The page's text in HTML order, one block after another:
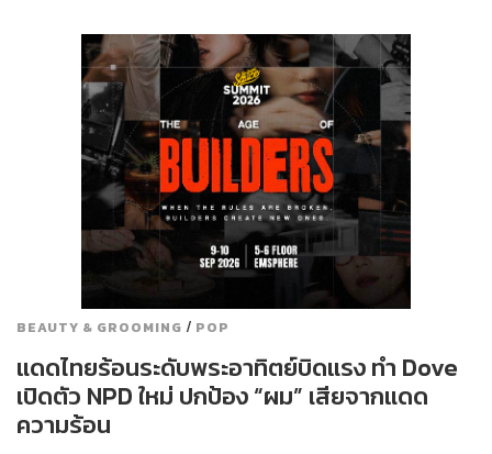
BEAUTY & GROOMING / POP
แดดไทยร้อนระดับพระอาทิตย์บิดแรง ทำ Dove
เปิดตัว NPD ใหม่ ปกป้อง “ผม” เสียจากแดด
ความร้อน